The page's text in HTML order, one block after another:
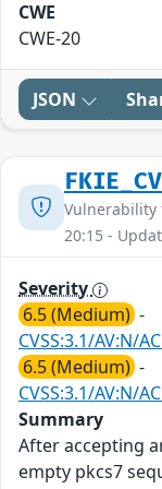
CWE
CWE-20
JSON
Vulnerability
20:15 -
Severity
6.5 (Medium) -
CVSS:3.1/AV:N/
6.5 (Medium) -
CVSS:3.1/AV:N/
Summary
After accepting
empty pkcs7